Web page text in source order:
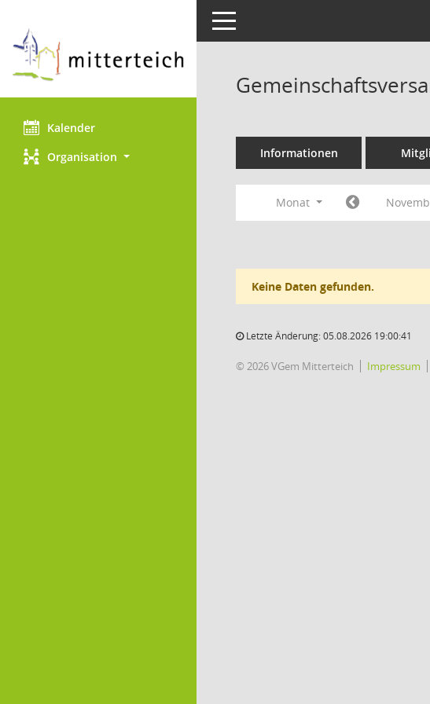
Kalender
Organisation
Toggle navigation
Informationen
Monat
Keine Daten gefunden.
Letzte Änderung: 05.08.2026 19:00:41
© 2026 VGem Mitterteich Impressum